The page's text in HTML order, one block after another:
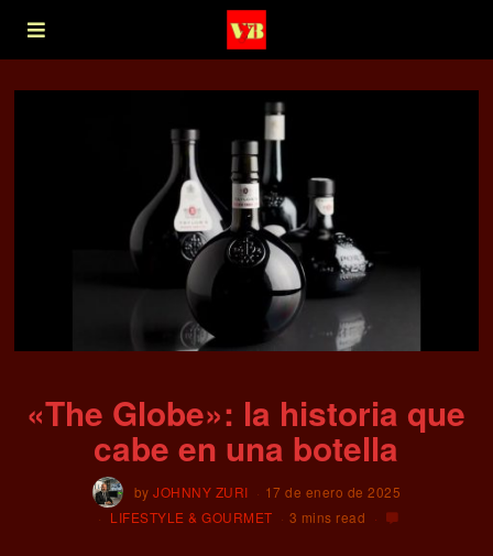
«The Globe»: la historia que
cabe en una botella
byJOHNNY ZURI
17 de enero de 2025
LIFESTYLE & GOURMET
3 mins read